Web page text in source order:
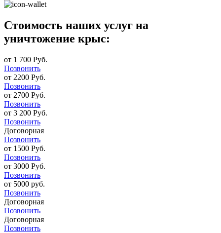
Стоимость наших услуг на
уничтожение крыс:
от 1 700 Руб.
Позвонить
от 2200 Руб.
Позвонить
от 2700 Руб.
Позвонить
от 3 200 Руб.
Позвонить
Договорная
Позвонить
от 1500 Руб.
Позвонить
от 3000 Руб.
Позвонить
от 5000 руб.
Позвонить
Договорная
Позвонить
Договорная
Позвонить